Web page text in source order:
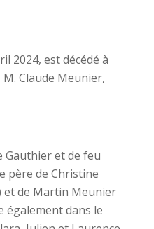
2024, est décédé à
M. Claude Meunier,
Gauthier et de feu
père de Christine
et de Martin Meunier
également dans le